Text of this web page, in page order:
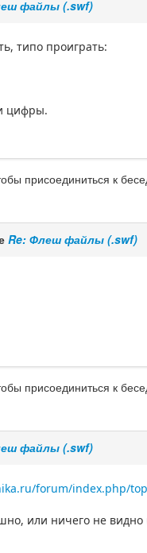
файлы (.swf)
типо проиграть:
цифры.
присоединиться к
Re: Флеш файлы (.swf)
присоединиться к
файлы (.swf)
forum/index.php/
или ничего не